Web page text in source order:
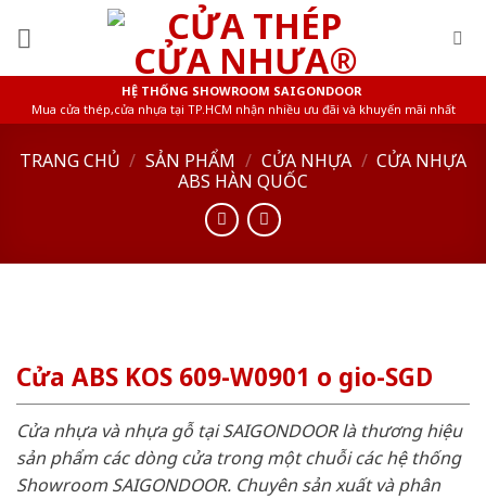
HỆ THỐNG SHOWROOM SAIGONDOOR
Mua cửa thép,cửa nhựa tại TP.HCM nhận nhiều ưu đãi và khuyến mãi nhất
TRANG CHỦ / SẢN PHẨM / CỬA NHỰA / CỬA NHỰA
ABS HÀN QUỐC
Cửa ABS KOS 609-W0901 o gio-SGD
Cửa nhựa và nhựa gỗ tại SAIGONDOOR là thương hiệu
sản phẩm các dòng cửa trong một chuỗi các hệ thống
Showroom SAIGONDOOR. Chuyên sản xuất và phân